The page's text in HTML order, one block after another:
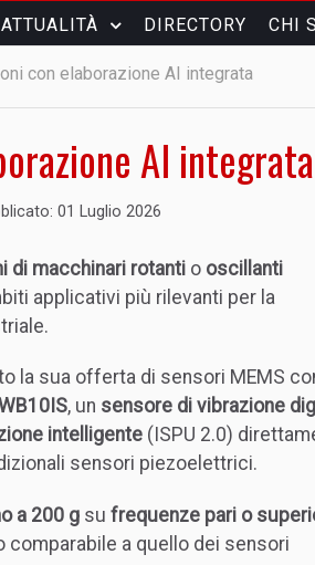
ATTUALITÀ DIRECTORY CHI
con elaborazione AI integrata
AI integrata
01 Luglio 2026
di macchinari rotanti o oscillanti
applicativi più rilevanti per la
la sua offerta di sensori MEMS
, un sensore di vibrazione
intelligente (ISPU 2.0)
sensori piezoelettrici.
a 200 g su frequenze pari o
comparabile a quello dei sensori